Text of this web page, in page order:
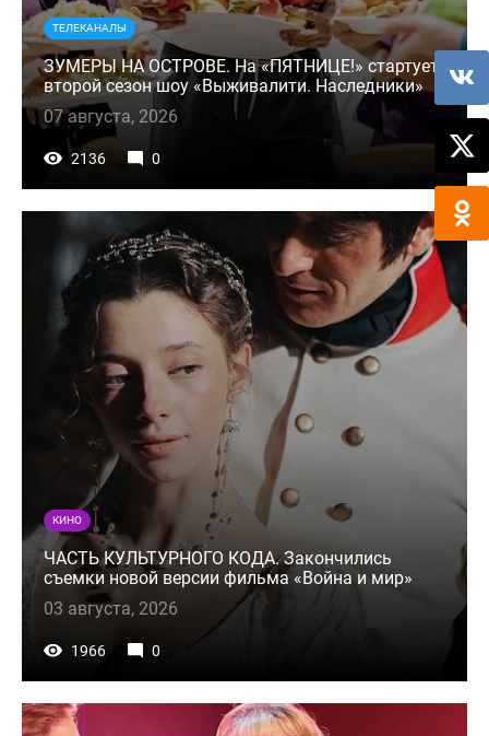
ТЕЛЕКАНАЛЫ
ЗУМЕРЫ НА ОСТРОВЕ. На «ПЯТНИЦЕ!» стартует
второй сезон шоу «Выживалити. Наследники»
07 августа, 2026
2136 0
КИНО
ЧАСТЬ КУЛЬТУРНОГО КОДА. Закончились
съемки новой версии фильма «Война и мир»
03 августа, 2026
1966 0